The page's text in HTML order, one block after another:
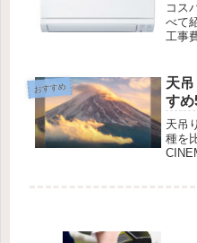
コス
べて
工事
おすすめ
天
すめ
天吊
種を